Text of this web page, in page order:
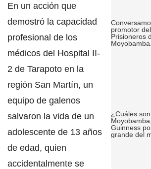
En un acción que
demostró la capacidad
profesional de los
médicos del Hospital II-
2 de Tarapoto en la
región San Martín, un
equipo de galenos
salvaron la vida de un
adolescente de 13 años
de edad, quien
accidentalmente se
promotor
Prisioneros
Moyobamba.
¿Cuáles
Guinness
grande del